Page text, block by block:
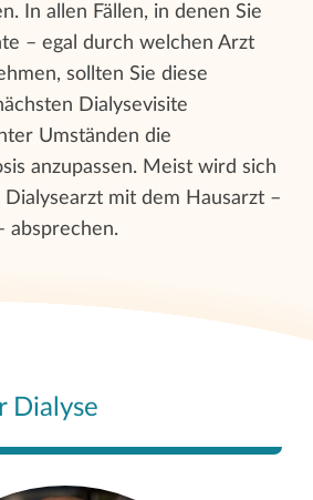
In allen Fällen, in denen Sie
– egal durch welchen Arzt
sollten Sie diese
Dialysevisite
Umständen die
anzupassen. Meist wird sich
Dialysearzt mit dem Hausarzt –
absprechen.
Dialyse